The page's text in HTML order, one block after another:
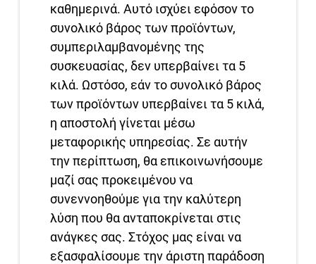
καθημερινά. Αυτό ισχύει εφόσον το
συνολικό βάρος των προϊόντων,
συμπεριλαμβανομένης της
συσκευασίας, δεν υπερβαίνει τα 5
κιλά. Ωστόσο, εάν το συνολικό βάρος
των προϊόντων υπερβαίνει τα 5 κιλά,
η αποστολή γίνεται μέσω
μεταφορικής υπηρεσίας. Σε αυτήν
την περίπτωση, θα επικοινωνήσουμε
μαζί σας προκειμένου να
συνεννοηθούμε για την καλύτερη
λύση που θα ανταποκρίνεται στις
ανάγκες σας. Στόχος μας είναι να
εξασφαλίσουμε την άριστη παράδοση